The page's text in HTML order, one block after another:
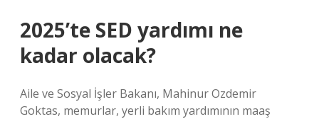
2025’te SED yardımı ne
kadar olacak?
Aile ve Sosyal İşler Bakanı, Mahinur Ozdemir
Goktas, memurlar, yerli bakım yardımının maaş